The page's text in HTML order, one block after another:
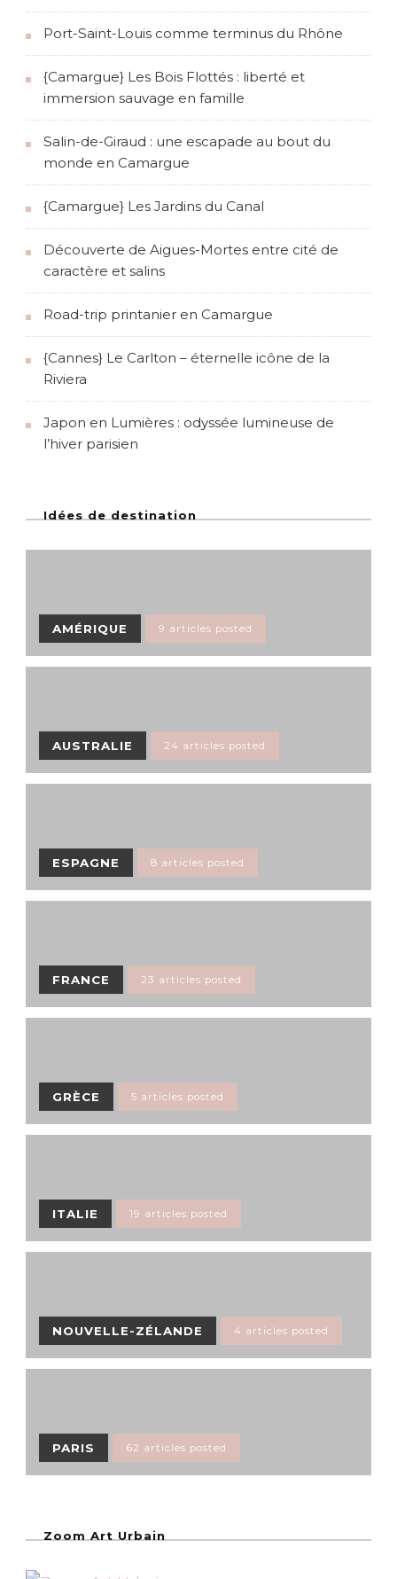
Port-Saint-Louis comme terminus du Rhône
{Camargue} Les Bois Flottés : liberté et
immersion sauvage en famille
Salin-de-Giraud : une escapade au bout du
monde en Camargue
{Camargue} Les Jardins du Canal
Découverte de Aigues-Mortes entre cité de
caractère et salins
Road-trip printanier en Camargue
{Cannes} Le Carlton – éternelle icône de la
Riviera
Japon en Lumières : odyssée lumineuse de
l’hiver parisien
Idées de destination
AMÉRIQUE 9 articles posted
AUSTRALIE 24 articles posted
ESPAGNE 8 articles posted
FRANCE 23 articles posted
GRÈCE 5 articles posted
ITALIE 19 articles posted
NOUVELLE-ZÉLANDE 4 articles posted
PARIS 62 articles posted
Zoom Art Urbain